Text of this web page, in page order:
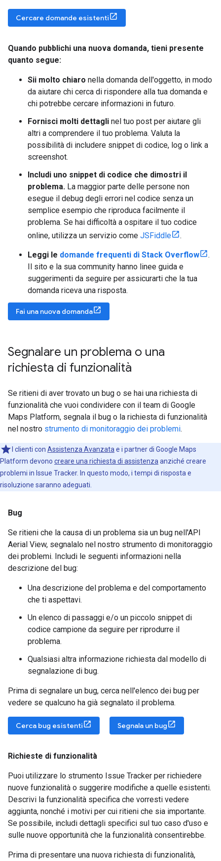
Cercare domande esistenti
Quando pubblichi una nuova domanda, tieni presente
quanto segue:
Sii molto chiaro nella domanda dell'oggetto, in modo
da aiutare chi cerca di rispondere alla tua domanda e
chi potrebbe cercare informazioni in futuro.
Fornisci molti dettagli nel tuo post per aiutare gli
altri a comprendere il tuo problema. Valuta la
possibilità di includere snippet di codice, log o link a
screenshot.
Includi uno snippet di codice che dimostri il
problema. La maggior parte delle persone non
esegue il debug degli errori nel codice senza un
semplice esempio che riproduca facilmente il
problema. Se hai difficoltà a ospitare il tuo codice
online, utilizza un servizio come JSFiddle .
Leggi le domande frequenti di Stack Overflow
.
Il sito e la sua community hanno linee guida e
suggerimenti da seguire per assicurarti che la tua
domanda riceva una risposta.
Fai una nuova domanda
Segnalare un problema o una
richiesta di funzionalità
Se ritieni di aver trovato un bug o se hai una richiesta di
funzionalità che vuoi condividere con il team di Google
Maps Platform, segnala il bug o la richiesta di funzionalità
nel nostro strumento di monitoraggio dei problemi.
I clienti con Assistenza Avanzata e i partner di Google Maps
Platform devono creare una richiesta di assistenza anziché creare
problemi in Issue Tracker. In questo modo, i tempi di risposta e
risoluzione saranno adeguati.
Bug
Se ritieni che la causa di un problema sia un bug nell'API
Aerial View, segnalalo nel nostro strumento di monitoraggio
dei problemi. Includi le seguenti informazioni nella
descrizione del bug:
Una descrizione del problema e del comportamento
che ti aspettavi.
Un elenco di passaggi e/o un piccolo snippet di
codice campione da seguire per riprodurre il
problema.
Qualsiasi altra informazione richiesta dal modello di
segnalazione di bug.
Prima di segnalare un bug, cerca nell'elenco dei bug per
vedere se qualcuno ha già segnalato il problema.
Cerca bug esistenti Segnala un bug
Richieste di funzionalità
Puoi utilizzare lo strumento Issue Tracker per richiedere
nuove funzionalità o suggerire modifiche a quelle esistenti.
Descrivi la funzionalità specifica che vorresti vedere
aggiunta, nonché i motivi per cui ritieni che sia importante.
Se possibile, includi dettagli specifici sul tuo caso d'uso e
sulle nuove opportunità che la funzionalità consentirebbe.
Prima di presentare una nuova richiesta di funzionalità,